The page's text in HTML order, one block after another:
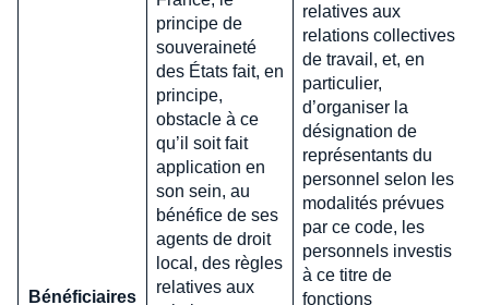
Bénéficiaires
principe de
souveraineté
des États fait, en
principe,
obstacle à ce
qu’il soit fait
application en
son sein, au
bénéfice de ses
agents de droit
local, des règles
relatives aux
relatives aux
relations collectives
de travail, et, en
particulier,
d’organiser la
désignation de
représentants du
personnel selon les
modalités prévues
par ce code, les
personnels investis
à ce titre de
fonctions